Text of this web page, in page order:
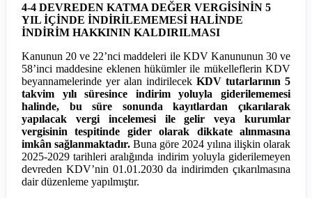
4-4 DEVREDEN KATMA DEĞER VERGİSİNİN 5
YIL İÇİNDE İNDİRİLEMEMESİ HALİNDE
İNDİRİM HAKKININ KALDIRILMASI
Kanunun 20 ve 22’nci maddeleri ile KDV Kanununun 30 ve
58’inci maddesine eklenen hükümler ile mükelleflerin KDV
beyannamelerinde yer alan indirilecek KDV tutarlarının 5
takvim yılı süresince indirim yoluyla giderilememesi
halinde, bu süre sonunda kayıtlardan çıkarılarak
yapılacak vergi incelemesi ile gelir veya kurumlar
vergisinin tespitinde gider olarak dikkate alınmasına
imkân sağlanmaktadır. Buna göre 2024 yılına ilişkin olarak
2025-2029 tarihleri aralığında indirim yoluyla giderilemeyen
devreden KDV’nin 01.01.2030 da indirimden çıkarılmasına
dair düzenleme yapılmıştır.